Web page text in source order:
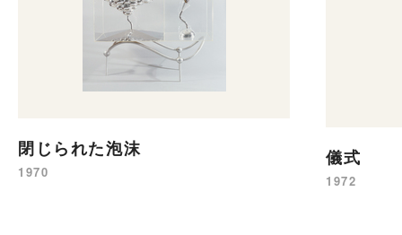
閉じられた泡沫
1970
儀式
1972